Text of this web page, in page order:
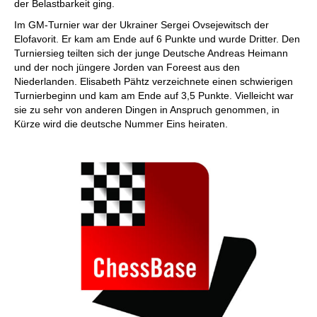
der Belastbarkeit ging.
Im GM-Turnier war der Ukrainer Sergei Ovsejewitsch der
Elofavorit. Er kam am Ende auf 6 Punkte und wurde Dritter. Den
Turniersieg teilten sich der junge Deutsche Andreas Heimann
und der noch jüngere Jorden van Foreest aus den
Niederlanden. Elisabeth Pähtz verzeichnete einen schwierigen
Turnierbeginn und kam am Ende auf 3,5 Punkte. Vielleicht war
sie zu sehr von anderen Dingen in Anspruch genommen, in
Kürze wird die deutsche Nummer Eins heiraten.